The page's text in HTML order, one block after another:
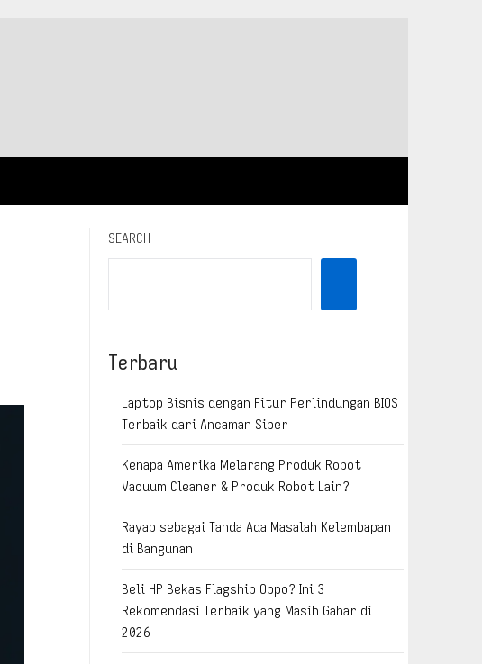
SEARCH
Terbaru
Laptop Bisnis dengan Fitur Perlindungan BIOS
Terbaik dari Ancaman Siber
Kenapa Amerika Melarang Produk Robot
Vacuum Cleaner & Produk Robot Lain?
Rayap sebagai Tanda Ada Masalah Kelembapan
di Bangunan
Beli HP Bekas Flagship Oppo? Ini 3
Rekomendasi Terbaik yang Masih Gahar di
2026